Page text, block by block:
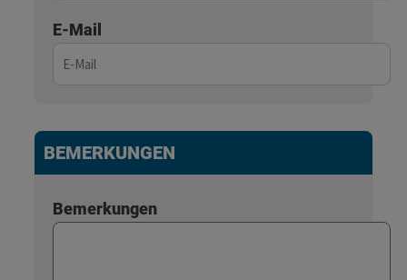
E-Mail
BEMERKUNGEN
Bemerkungen